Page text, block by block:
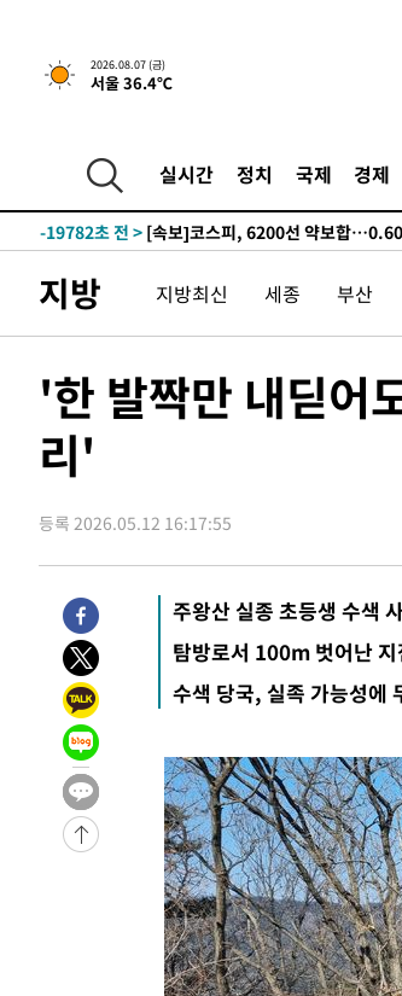
2026.08.07 (금)
서울 36.4℃
실시간 정치 국제 경제
-23986초 전 >SK하이닉스, 용인·청주 팹에 54조
응"-20842초 전 >
여자배구 이재영·이다영 자매, 아제
-19829초 전 >
[속보]코스닥, 2.86포인트(0.36%)
-19782초 전 >
-19762초 전 > [속보]원·달러 환율, 7.7원 내린
-16741초 전 >
[속보]종합특검, '계엄 수용공간 확
-15614초 전 >외신들도 주목한 韓축구 파문…"국
-14607초 전 > [속보]규제합리화위원회 부위원장
병태 후임
-10965초 전 >
-6290초 전 >
-3316초 전 >[속보]종합특검, '관저이전 봐주기 감
1분 전 >민주 콩고 에볼라환자 4천명 돌파, 4053명
-27802초 전 >
"낮 기온 소폭 하락"…수도권 폭염
-27766초 전 >
[속보]이 대통령, '호우피해' 안동·
선포
-27729초 전 >
갈 수도
-25700초 전 >
낮 최고 37도 찜통더위…곳곳 소나
-24006초 전 >
-20862초 전 >
여자배구 이재영·이다영 자매, 아제
-20115초 전 >
외국인 심판 성 접대 7경기 들여다
-19849초 전 >
[속보]코스닥, 2.86포인트(0.36%)
[속보]코스피, 6200선 약보합
[속보]원·달러 환율, 7.7원 내린
[속보] 노원서 40.1도 관측…서울,
[속보]종합특검, '계엄 수용공간 확
지방 지방최신 세종 부산
'한 발짝만 내딛어
리'
등록 2026.05.12 16:17:55
주왕산 실종 초등생 수색
탐방로서 100m 벗어난
수색 당국, 실족 가능성에